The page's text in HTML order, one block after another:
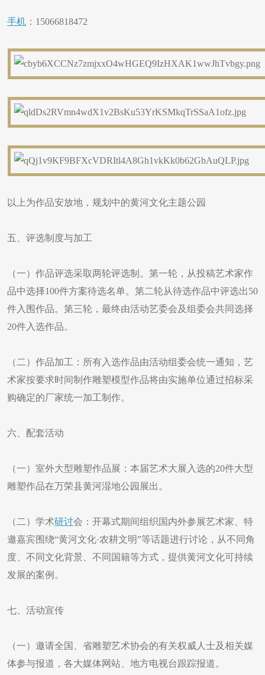
手机 ：15066818472
以上为作品安放地，规划中的黄河文化主题公园
五、评选制度与加工
（一）作品评选采取两轮评选制。第一轮，从投稿艺术家作
品中选择100件方案待选名单。第二轮从待选作品中评选出50
件入围作品。第三轮，最终由活动艺委会及组委会共同选择
20件入选作品。
（二）作品加工：所有入选作品由活动组委会统一通知，艺
术家按要求时间制作雕塑模型作品将由实施单位通过招标采
购确定的厂家统一加工制作。
六、配套活动
（一）室外大型雕塑作品展：本届艺术大展入选的20件大型
雕塑作品在万荣县黄河湿地公园展出。
（二）学术研讨会：开幕式期间组织国内外参展艺术家、特
邀嘉宾围绕“黄河文化·农耕文明”等话题进行讨论，从不同角
度、不同文化背景、不同国籍等方式，提供黄河文化可持续
发展的案例。
七、活动宣传
（一）邀请全国、省雕塑艺术协会的有关权威人士及相关媒
体参与报道，各大媒体网站、地方电视台跟踪报道。